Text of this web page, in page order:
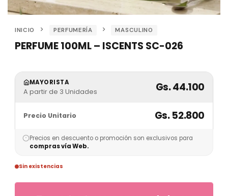
INICIO PERFUMERÍA MASCULINO
PERFUME 100ML – ISCENTS SC-026
MAYORISTA
A partir de 3 Unidades Gs. 44.100
Precio Unitario Gs. 52.800
Precios en descuento o promoción son exclusivos para
compras vía Web.
Sin existencias